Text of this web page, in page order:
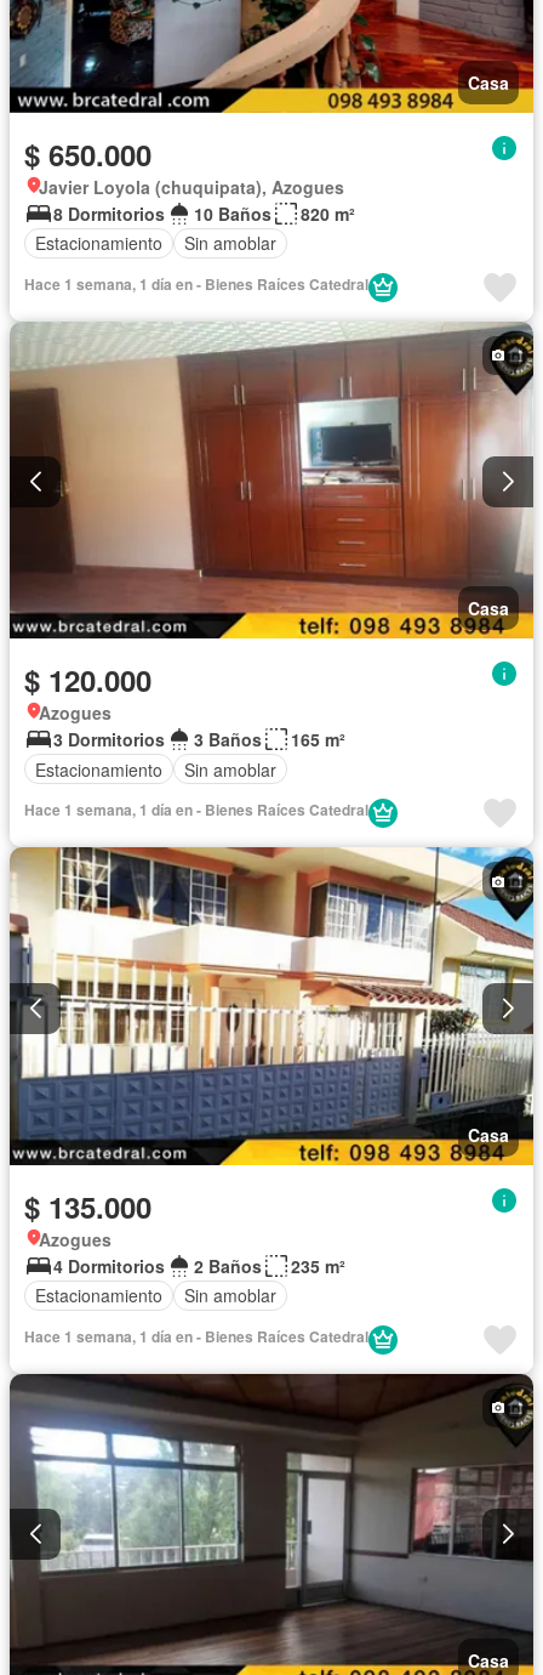
Casa
$ 650.000
Javier Loyola (chuquipata), Azogues
8 Dormitorios
10 Baños
820 m²
Estacionamiento
Sin amoblar
Hace 1 semana, 1 día en - Bienes Raíces Catedral
Casa
$ 120.000
Azogues
3 Dormitorios
3 Baños
165 m²
Estacionamiento
Sin amoblar
Hace 1 semana, 1 día en - Bienes Raíces Catedral
Casa
$ 135.000
Azogues
4 Dormitorios
2 Baños
235 m²
Estacionamiento
Sin amoblar
Hace 1 semana, 1 día en - Bienes Raíces Catedral
Casa